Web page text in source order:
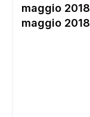
maggio 2018
maggio 2018